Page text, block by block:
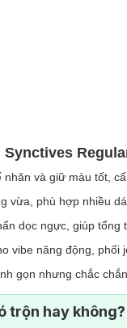
nhăn và giữ màu tốt,
vừa, phù hợp nhiều
dọc ngực, giúp tổng
vibe năng động, phối
gọn nhưng chắc
trộn hay không?